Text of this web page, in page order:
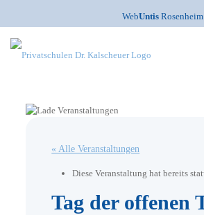
WebUntis Rosenheim
« Alle Veranstaltungen
Diese Veranstaltung hat bereits
Tag der offenen